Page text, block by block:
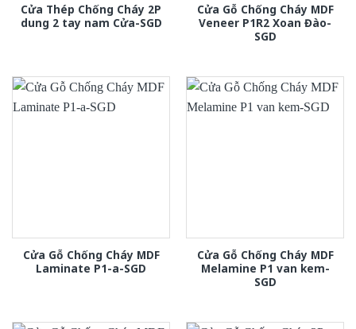
Cửa Thép Chống Cháy 2P
dung 2 tay nam Cửa-SGD
Cửa Gỗ Chống Cháy MDF
Veneer P1R2 Xoan Đào-
SGD
Cửa Gỗ Chống Cháy MDF
Laminate P1-a-SGD
Cửa Gỗ Chống Cháy MDF
Melamine P1 van kem-
SGD